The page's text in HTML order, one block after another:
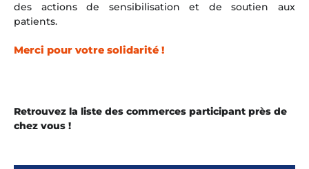
des actions de sensibilisation et de soutien aux
patients.
Merci pour votre solidarité !
Retrouvez la liste des commerces participant près de
chez vous !